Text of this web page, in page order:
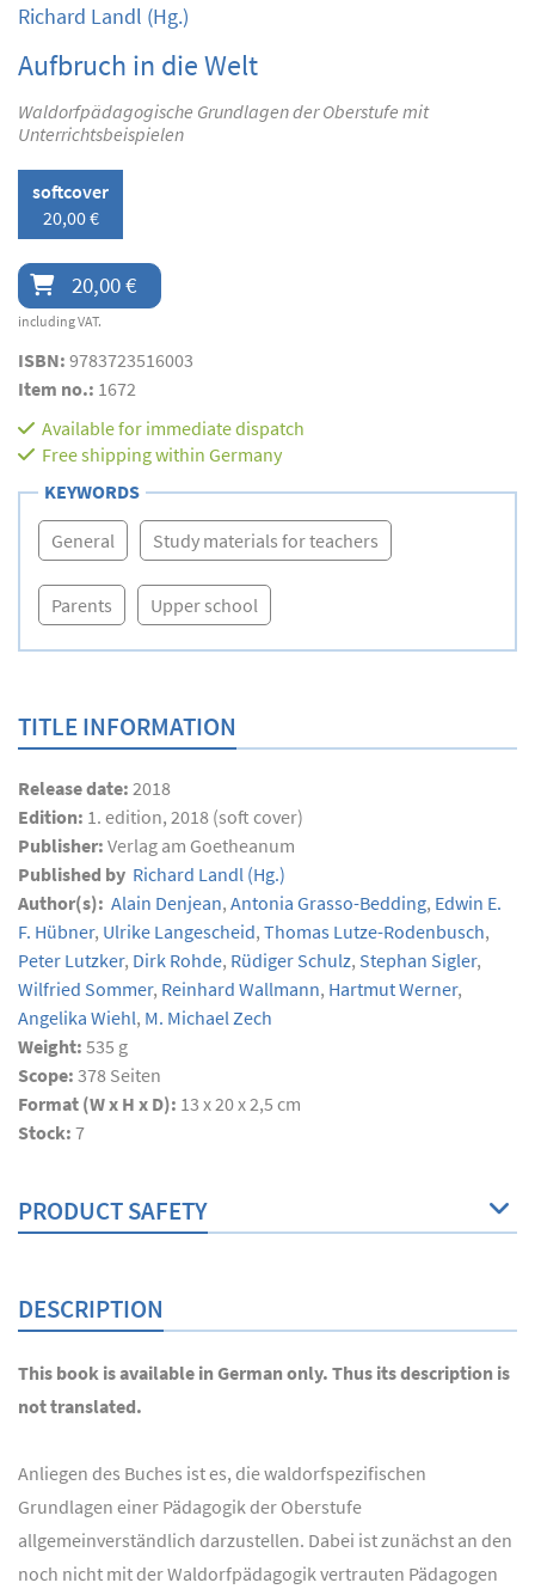
Richard Landl (Hg.)
Aufbruch in die Welt
Waldorfpädagogische Grundlagen der Oberstufe mit
Unterrichtsbeispielen
softcover
20,00 €
20,00 €
including VAT.
ISBN: 9783723516003
Item no.: 1672
Available for immediate dispatch
Free shipping within Germany
KEYWORDS
General Study materials for teachers
Parents Upper school
TITLE INFORMATION
Release date: 2018
Edition: 1. edition, 2018 (soft cover)
Publisher: Verlag am Goetheanum
Published by Richard Landl (Hg.)
Author(s): Alain Denjean, Antonia Grasso-Bedding, Edwin E.
F. Hübner, Ulrike Langescheid, Thomas Lutze-Rodenbusch,
Peter Lutzker, Dirk Rohde, Rüdiger Schulz, Stephan Sigler,
Wilfried Sommer, Reinhard Wallmann, Hartmut Werner,
Angelika Wiehl, M. Michael Zech
Weight: 535 g
Scope: 378 Seiten
Format (W x H x D): 13 x 20 x 2,5 cm
Stock: 7
PRODUCT SAFETY
DESCRIPTION
This book is available in German only. Thus its description is
not translated.
Anliegen des Buches ist es, die waldorfspezifischen
Grundlagen einer Pädagogik der Oberstufe
allgemeinverständlich darzustellen. Dabei ist zunächst an den
noch nicht mit der Waldorfpädagogik vertrauten Pädagogen